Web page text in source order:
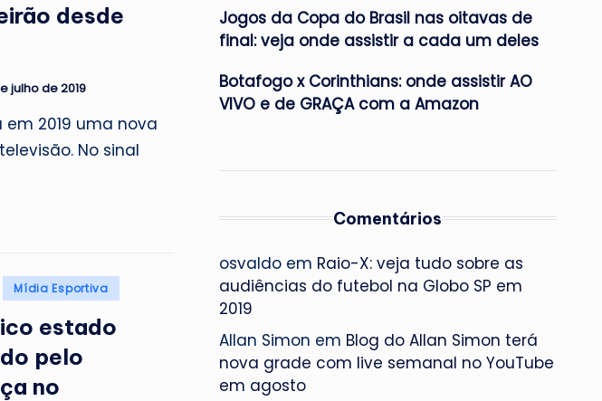
desde
julho de 2019
em 2019 uma nova
No sinal
Mídia Esportiva
estado
pelo
no
Jogos da Copa do Brasil nas oitavas de
final: veja onde assistir a cada um deles
Botafogo x Corinthians: onde assistir AO
VIVO e de GRAÇA com a Amazon
Comentários
osvaldoem Raio-X: veja tudo sobre as
audiências do futebol na Globo SP em
2019
Allan Simon em Blog do Allan Simon terá
nova grade com live semanal no YouTube
em agosto